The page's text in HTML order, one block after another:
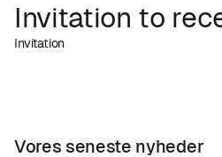
Invitation to
Invitation
Vores seneste nyheder